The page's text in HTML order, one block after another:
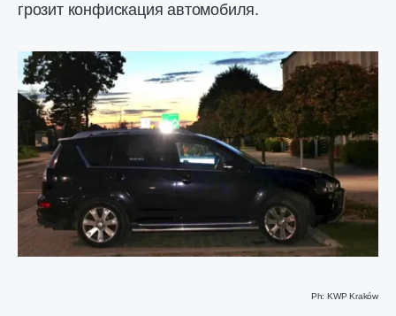
грозит конфискация автомобиля.
Ph: KWP Kraków